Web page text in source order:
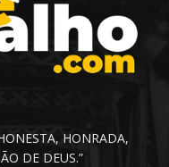
HONRADA,
DE DEUS.”